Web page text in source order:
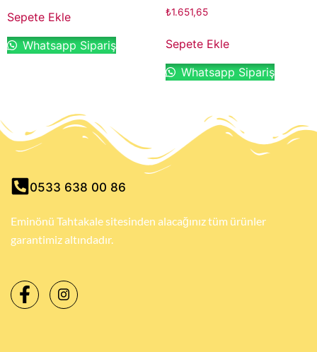
Sepete Ekle
Whatsapp Sipariş
₺1.651,65
Sepete Ekle
Whatsapp Sipariş
0533 638 00 86
Eminönü Tahtakale sitesinden alacağınız tüm ürünler
garantimiz altındadır.